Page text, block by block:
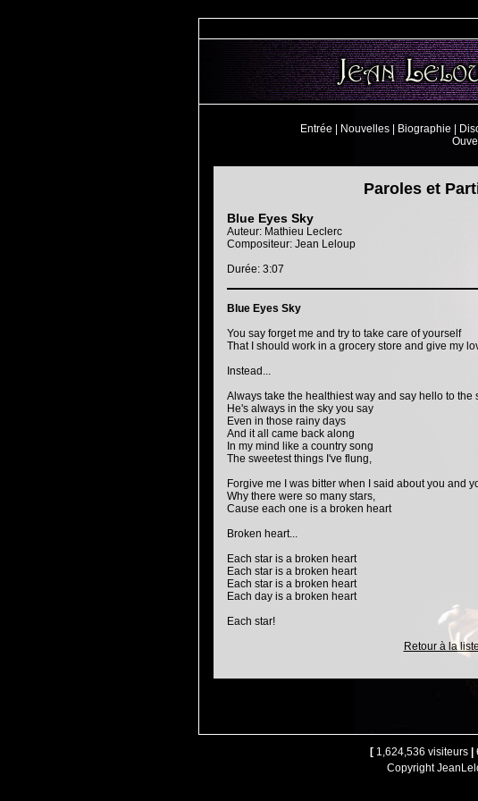
Entrée Nouvelles Biographie
Paroles et
Blue Eyes Sky
Auteur: Mathieu Leclerc
Compositeur: Jean Leloup
Durée: 3:07
Blue Eyes Sky
You say forget me and try to take care of yourself
That I should work in a grocery store and give my
Instead...
Always take the healthiest way and say hello to the
He's always in the sky you say
Even in those rainy days
And it all came back along
In my mind like a country song
The sweetest things I've flung,
Forgive me I was bitter when I said about you and
Why there were so many stars,
Cause each one is a broken heart
Broken heart...
Each star is a broken heart
Each star is a broken heart
Each star is a broken heart
Each day is a broken heart
Each star!
Retour à la liste
[1,624,536 visiteurs
Copyright